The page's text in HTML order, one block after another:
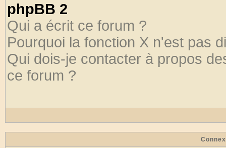
phpBB 2
Qui a écrit ce forum ?
Pourquoi la fonction X n'est pas
Qui dois-je contacter à propos
ce forum ?